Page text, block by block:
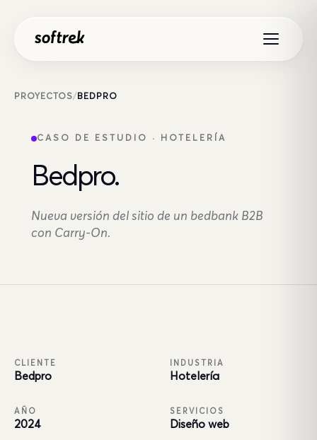
PROYECTOS/ BEDPRO
CASO DE ESTUDIO · HOTELERÍA
Bedpro.
Nueva versión del sitio de un bedbank B2B
con Carry-On.
CLIENTE
Bedpro
INDUSTRIA
Hotelería
AÑO
2024
SERVICIOS
Diseño web